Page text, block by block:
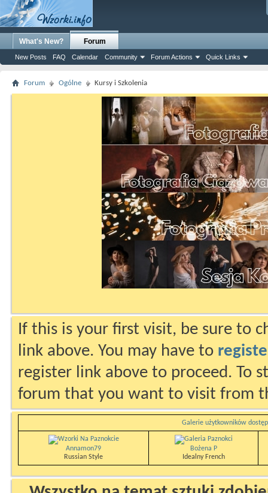
What's New? Forum
New Posts FAQ Calendar Community Forum Actions Quick Links
Forum Ogólne Kursy i Szkolenia
If this is your first visit, be sure to
link above. You may have to
register link above to proceed. To
forum that you want to visit from
Galerie użytkowników
Annamon79
Russian Style
Bożena P
Idealny French